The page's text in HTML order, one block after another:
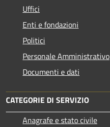
Uffici
Enti e fondazioni
Politici
Personale Amministrativo
Documenti e dati
CATEGORIE DI SERVIZIO
Anagrafe e stato civile